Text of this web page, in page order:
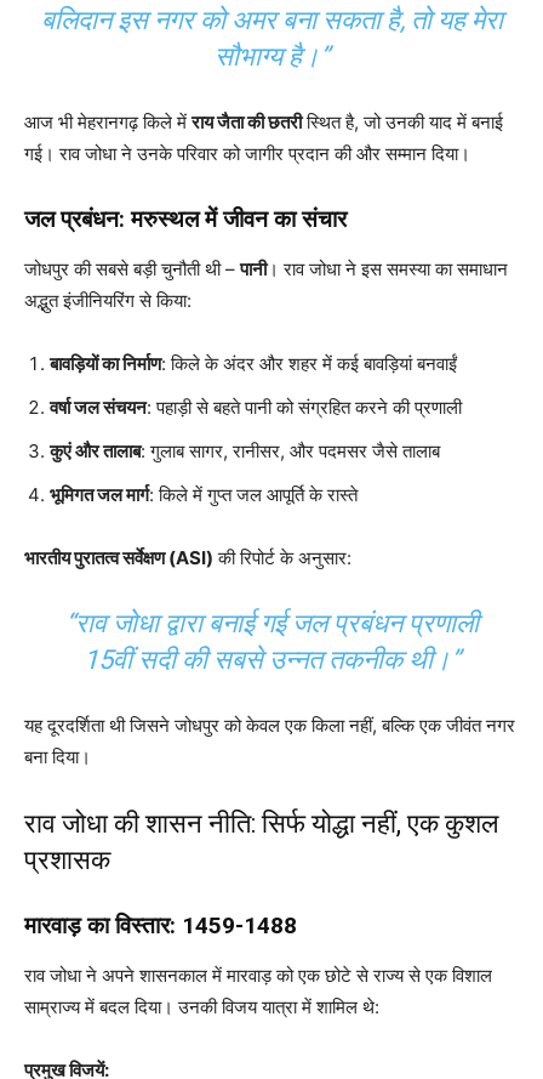
बलिदान इस नगर को अमर बना सकता है, तो यह मेरा
सौभाग्य है।”
आज भी मेहरानगढ़ किले मेंराय जैता की छतरीस्थित है, जो उनकी याद में बनाई
गई। राव जोधा ने उनके परिवार को जागीर प्रदान की और सम्मान दिया।
जल प्रबंधन: मरुस्थल में जीवन का संचार
जोधपुर की सबसे बड़ी चुनौती थी –पानी। राव जोधा ने इस समस्या का समाधान
अद्भुत इंजीनियरिंग से किया:
बावड़ियों का निर्माण: किले के अंदर और शहर में कई बावड़ियां बनवाईं
वर्षा जल संचयन: पहाड़ी से बहते पानी को संग्रहित करने की प्रणाली
कुएं और तालाब: गुलाब सागर, रानीसर, और पदमसर जैसे तालाब
भूमिगत जल मार्ग: किले में गुप्त जल आपूर्ति के रास्ते
भारतीय पुरातत्व सर्वेक्षण (ASI) की रिपोर्ट के अनुसार:
“राव जोधा द्वारा बनाई गई जल प्रबंधन प्रणाली
15वीं सदी की सबसे उन्नत तकनीक थी।”
यह दूरदर्शिता थी जिसने जोधपुर को केवल एक किला नहीं, बल्कि एक जीवंत नगर
बना दिया।
राव जोधा की शासन नीति: सिर्फ योद्धा नहीं, एक कुशल
प्रशासक
मारवाड़ का विस्तार: 1459-1488
राव जोधा ने अपने शासनकाल में मारवाड़ को एक छोटे से राज्य से एक विशाल
साम्राज्य में बदल दिया। उनकी विजय यात्रा में शामिल थे:
प्रमुख विजयें: